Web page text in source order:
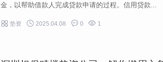
金，以帮助借款人完成贷款申请的过程。信用贷款...
 垫资  2025.04.08  0  1